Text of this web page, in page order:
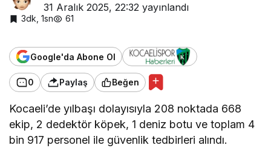
31 Aralık 2025, 22:32 yayınlandı
3dk, 1sn 61
Google'da Abone Ol
0 Paylaş Beğen
Kocaeli’de yılbaşı dolayısıyla 208 noktada 668
ekip, 2 dedektör köpek, 1 deniz botu ve toplam 4
bin 917 personel ile güvenlik tedbirleri alındı.